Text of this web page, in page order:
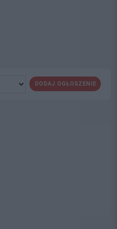
DODAJ OGŁOSZENIE